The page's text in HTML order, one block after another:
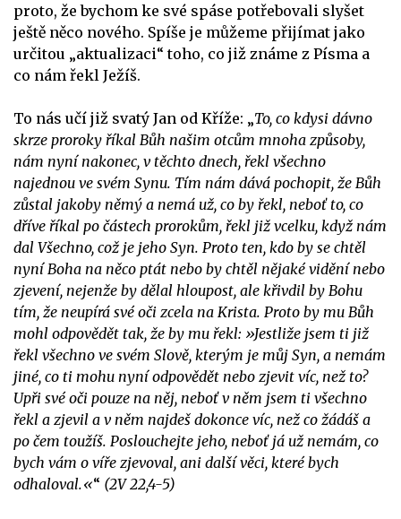
proto, že bychom ke své spáse potřebovali slyšet
ještě něco nového. Spíše je můžeme přijímat jako
určitou „aktualizaci“ toho, co již známe z Písma a
co nám řekl Ježíš.
To nás učí již svatý Jan od Kříže: „To, co kdysi dávno
skrze proroky říkal Bůh našim otcům mnoha způsoby,
nám nyní nakonec, v těchto dnech, řekl všechno
najednou ve svém Synu. Tím nám dává pochopit, že Bůh
zůstal jakoby němý a nemá už, co by řekl, neboť to, co
dříve říkal po částech prorokům, řekl již vcelku, když nám
dal Všechno, což je jeho Syn. Proto ten, kdo by se chtěl
nyní Boha na něco ptát nebo by chtěl nějaké vidění nebo
zjevení, nejenže by dělal hloupost, ale křivdil by Bohu
tím, že neupírá své oči zcela na Krista. Proto by mu Bůh
mohl odpovědět tak, že by mu řekl: »Jestliže jsem ti již
řekl všechno ve svém Slově, kterým je můj Syn, a nemám
jiné, co ti mohu nyní odpovědět nebo zjevit víc, než to?
Upři své oči pouze na něj, neboť v něm jsem ti všechno
řekl a zjevil a v něm najdeš dokonce víc, než co žádáš a
po čem toužíš. Poslouchejte jeho, neboť já už nemám, co
bych vám o víře zjevoval, ani další věci, které bych
odhaloval.«“ (2V 22,4-5)